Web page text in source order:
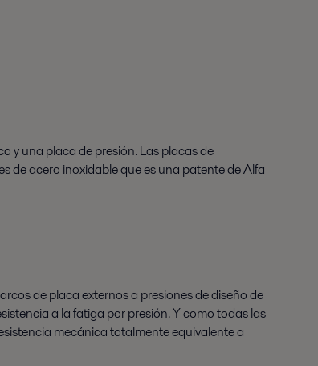
y una placa de presión. Las placas de
de acero inoxidable que es una patente de Alfa
de placa externos a presiones de diseño de
a la fatiga por presión. Y como todas las
mecánica totalmente equivalente a